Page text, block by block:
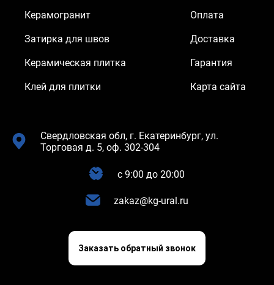
Керамогранит
Затирка для швов
Керамическая плитка
Клей для плитки
Оплата
Доставка
Гарантия
Карта сайта
Свердловская обл, г. Екатеринбург, ул.
Торговая д. 5, оф. 302-304
c 9:00 до 20:00
zakaz@kg-ural.ru
Заказать обратный звонок